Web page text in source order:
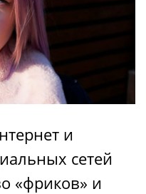
и
сетей
«фриков» и